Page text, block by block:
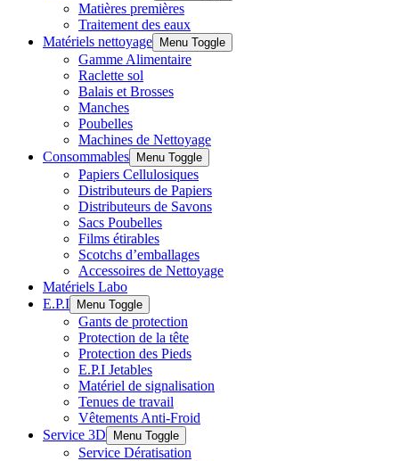
Matières premières
Traitement des eaux
Matériels nettoyage
Menu Toggle
Gamme Alimentaire
Raclette sol
Balais et Brosses
Manches
Poubelles
Machines de Nettoyage
Consommables
Menu Toggle
Papiers Cellulosiques
Distributeurs de Papiers
Distributeurs de Savons
Sacs Poubelles
Films étirables
Scotchs d’emballages
Accessoires de Nettoyage
Matériels Labo
E.P.I
Menu Toggle
Gants de protection
Protection de la tête
Protection des Pieds
E.P.I Jetables
Matériel de signalisation
Tenues de travail
Vêtements Anti-Froid
Service 3D
Menu Toggle
Service Dératisation